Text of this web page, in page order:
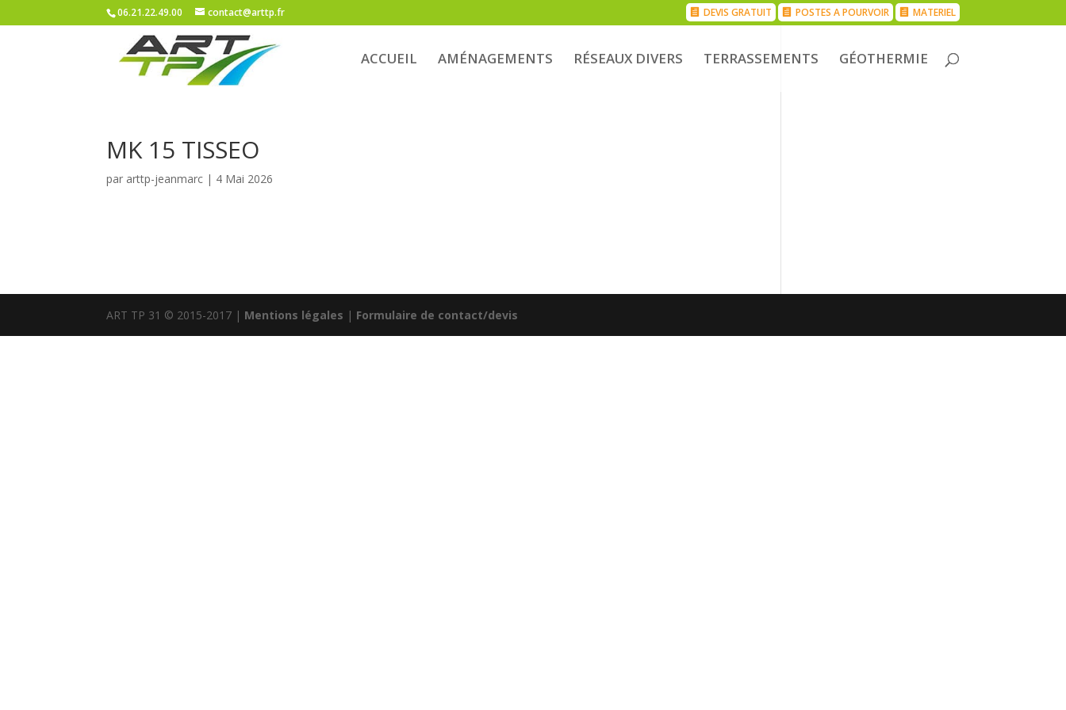
06.21.22.49.00 contact@arttp.fr DEVIS GRATUIT POSTES A POURVOIR MATERIEL
ACCUEIL AMÉNAGEMENTS RÉSEAUX DIVERS TERRASSEMENTS GÉOTHERMIE
MK 15 TISSEO
par arttp-jeanmarc | 4 Mai 2026
ART TP 31 © 2015-2017 | Mentions légales | Formulaire de contact/devis